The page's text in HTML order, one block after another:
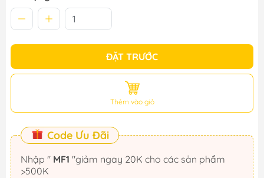
ĐẶT TRƯỚC
Thêm vào giỏ
Code Ưu Đãi
Nhập " MF1
>500K